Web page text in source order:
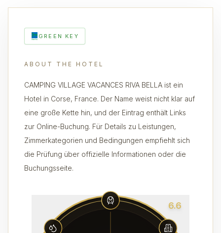
GREEN KEY
ABOUT THE HOTEL
CAMPING VILLAGE VACANCES RIVA BELLA ist ein
Hotel in Corse, France. Der Name weist nicht klar auf
eine große Kette hin, und der Eintrag enthält Links
zur Online-Buchung. Für Details zu Leistungen,
Zimmerkategorien und Bedingungen empfiehlt sich
die Prüfung über offizielle Informationen oder die
Buchungsseite.
6.6